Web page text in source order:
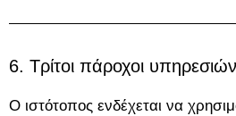
6. Τρίτοι πάροχοι υπηρεσιών
Ο ιστότοπος ενδέχεται να